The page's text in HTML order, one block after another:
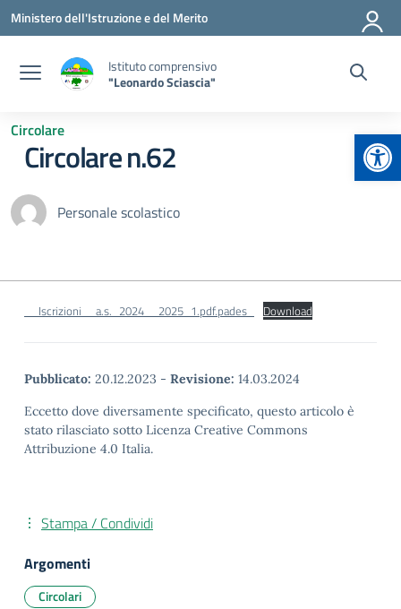
Vai ai contenuti
Vai al menu di navigazione
Vai al footer
Ministero dell'Istruzione e del Merito
Istituto comprensivo
"Leonardo Sciascia"
Circolare
Circolare n.62
Personale scolastico
__Iscrizioni__a.s._2024__2025_1.pdf.pades_ Download
Pubblicato: 20.12.2023 - Revisione: 14.03.2024
Eccetto dove diversamente specificato, questo articolo è
stato rilasciato sotto Licenza Creative Commons
Attribuzione 4.0 Italia.
Stampa / Condividi
Argomenti
Circolari